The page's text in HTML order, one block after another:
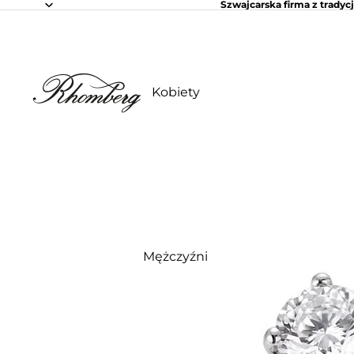
Szwajcarska firma z
Kobiety
Mężczyźni